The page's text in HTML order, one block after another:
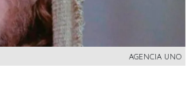
AGENCIA UNO